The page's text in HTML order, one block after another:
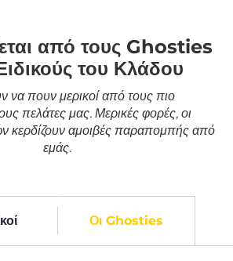
από τους Ghosties
του Κλάδου
να πουν μερικοί από τους πιο
πελάτες μας. Μερικές φορές, οι
κερδίζουν αμοιβές παραπομπής από
εμάς.
Οι Ghosties